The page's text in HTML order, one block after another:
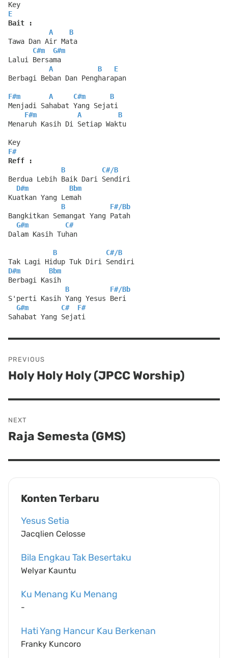
Key
E
Bait :
A
B
Tawa Dan Air Mata
C#m
G#m
Lalui Bersama
A
B
E
Berbagi Beban Dan Pengharapan
F#m A C#m
B
Menjadi Sahabat Yang Sejati
F#m
A
B
Menaruh Kasih Di Setiap Waktu
Key
F#
Reff :
B
C#/B
Berdua Lebih Baik Dari Sendiri
D#m
Bbm
Kuatkan Yang Lemah
B
F#/Bb
Bangkitkan Semangat Yang Patah
G#m
C#
Dalam Kasih Tuhan
B C#/B
Tak Lagi Hidup Tuk Diri Sendiri
D#m
Bbm
Berbagi Kasih
B
F#/Bb
S'perti Kasih Yang Yesus Beri
G#m
C#
F#
Sahabat Yang Sejati
navigation
PREVIOUS
Previous
Holy Holy Holy (JPCC Worship)
NEXT
Next
Raja Semesta (GMS)
Konten Terbaru
Yesus Setia
Jacqlien Celosse
Bila Engkau Tak Besertaku
Welyar Kauntu
Ku Menang Ku Menang
-
Hati Yang Hancur Kau Berkenan
Franky Kuncoro